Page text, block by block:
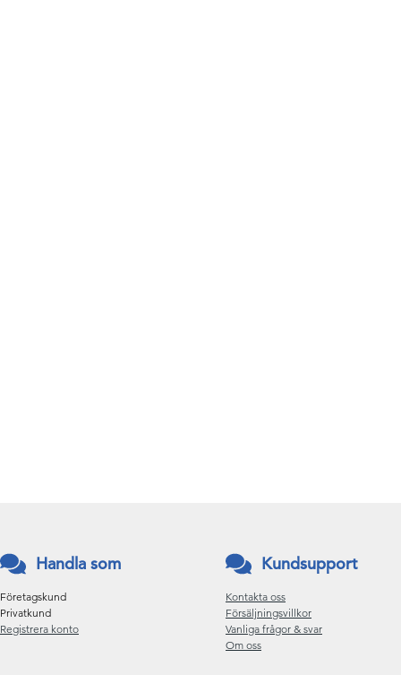
Handla som
Företagskund
Privatkund
Registrera konto
Kundsupport
Kontakta oss
Försäljningsvillkor
Vanliga frågor & svar
Om oss